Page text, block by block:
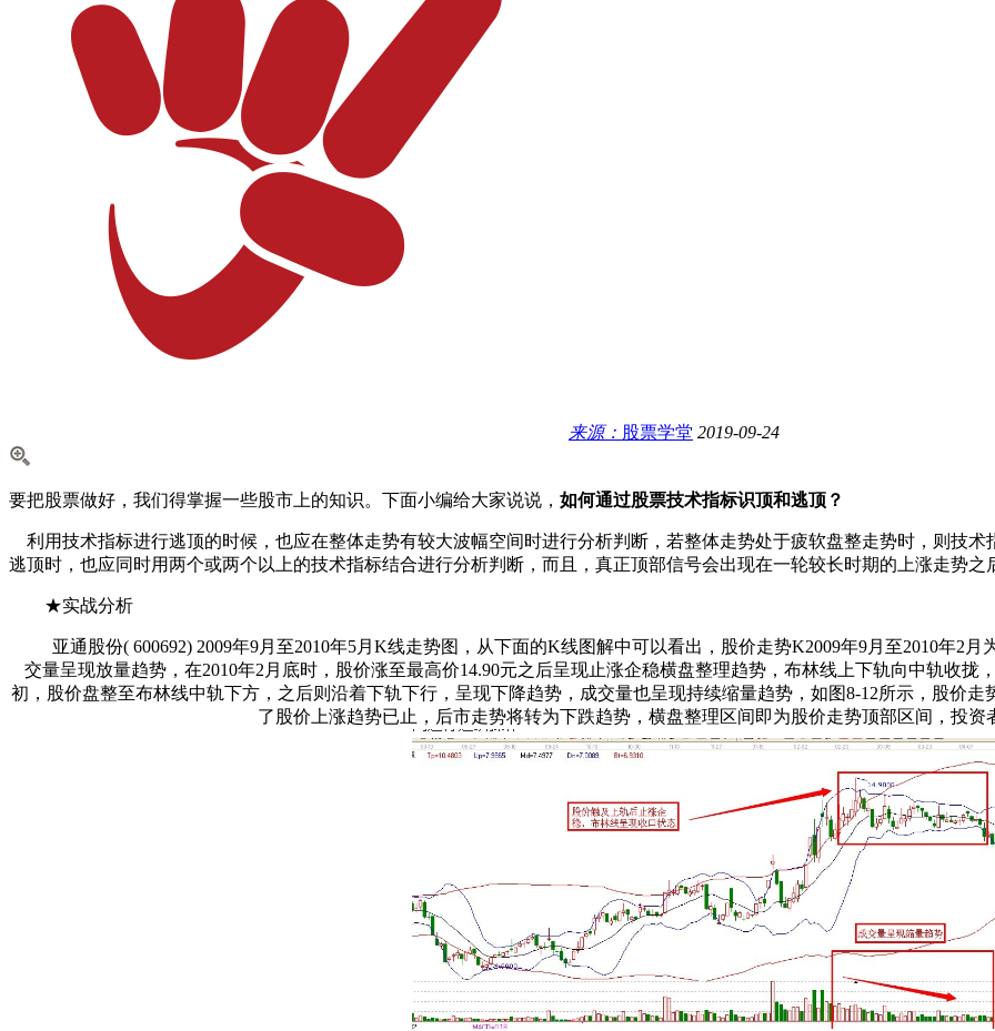
来源： 股票学堂 2019-09-24
要把股票做好，我们得掌握一些股市上的知识。下面小编给大家说说， 如何通过股票技术指标识顶和逃顶？
利用技术指标进行逃顶的时候，也应在整体走势有较大波幅空间时进行分析判断，若整体走势处于疲软盘整走势时，则技
逃顶时，也应同时用两个或两个以上的技术指标结合进行分析判断，而且，真正顶部信号会出现在一轮较长时期的上涨走势
★实战分析
亚通股份( 600692) 2009年9月至2010年5月K线走势图，从下面的K线图解中可以看出，股价走势K2009年9月至2010年2月
交量呈现放量趋势，在2010年2月底时，股价涨至最高价14.90元之后呈现止涨企稳横盘整理趋势，布林线上下轨向中轨收拢
初，股价盘整至布林线中轨下方，之后则沿着下轨下行，呈现下降趋势，成交量也呈现持续缩量趋势，如图8-12所示，股价
了股价上涨趋势已止，后市走势将转为下跌趋势，横盘整理区间即为股价走势顶部区间，投